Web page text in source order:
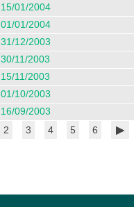
15/01/2004
01/01/2004
31/12/2003
30/11/2003
15/11/2003
01/10/2003
16/09/2003
2 3 4 5 6